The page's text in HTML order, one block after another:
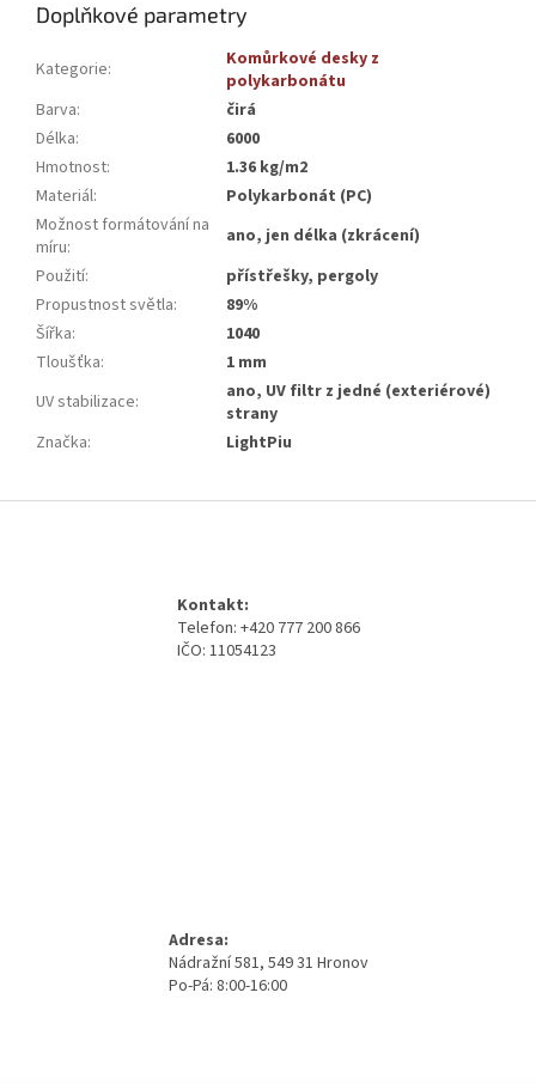
Doplňkové parametry
Kategorie:
Komůrkové desky z
polykarbonátu
Barva:
čirá
Délka:
6000
Hmotnost:
1.36 kg/m2
Materiál:
Polykarbonát (PC)
Možnost formátování na
míru:
ano, jen délka (zkrácení)
Použití:
přístřešky, pergoly
Propustnost světla:
89%
Šířka:
1040
Tloušťka:
1 mm
UV stabilizace:
ano, UV filtr z jedné (exteriérové)
strany
Značka: LightPiu
Kontakt:
Telefon: +420 777 200 866
IČO: 11054123
Adresa:
Nádražní 581, 549 31 Hronov
Po-Pá: 8:00-16:00